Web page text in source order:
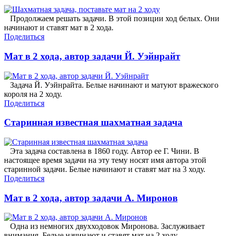
Продолжаем решать задачи. В этой позиции ход белых. Они
начинают и ставят мат в 2 хода.
Поделиться
Мат в 2 хода, автор задачи Й. Уэйнрайт
Задача Й. Уэйнрайта. Белые начинают и матуют вражеского
короля на 2 ходу.
Поделиться
Старинная известная шахматная задача
Эта задача составлена в 1860 году. Автор ее Г. Чини. В
настоящее время задачи на эту тему носят имя автора этой
старинной задачи. Белые начинают и ставят мат на 3 ходу.
Поделиться
Мат в 2 хода, автор задачи А. Миронов
Одна из немногих двухходовок Миронова. Заслуживает